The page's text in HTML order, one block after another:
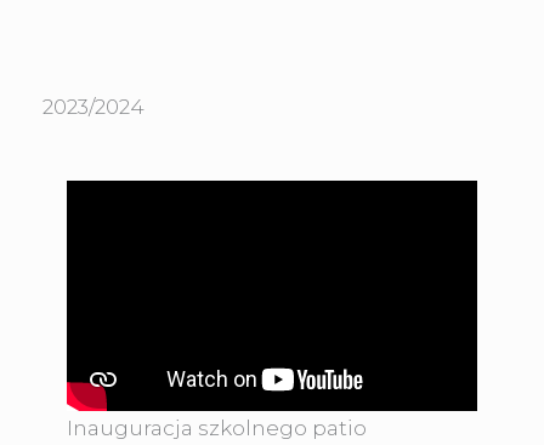
2023/2024
Inauguracja szkolnego patio